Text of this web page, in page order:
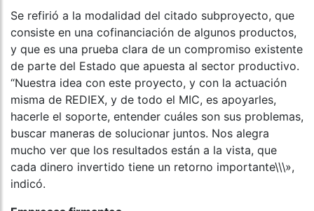
Se refirió a la modalidad del citado subproyecto, que
consiste en una cofinanciación de algunos productos,
y que es una prueba clara de un compromiso existente
de parte del Estado que apuesta al sector productivo.
“Nuestra idea con este proyecto, y con la actuación
misma de REDIEX, y de todo el MIC, es apoyarles,
hacerle el soporte, entender cuáles son sus problemas,
buscar maneras de solucionar juntos. Nos alegra
mucho ver que los resultados están a la vista, que
cada dinero invertido tiene un retorno importante\\\»,
indicó.